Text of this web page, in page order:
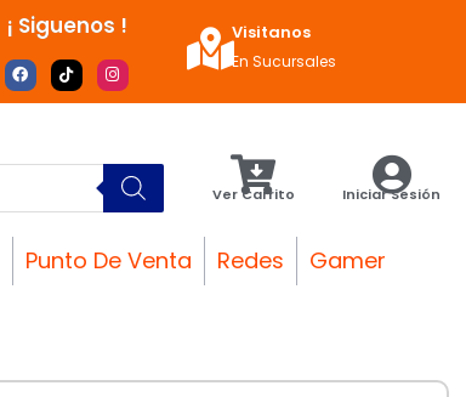
¡ Siguenos !
F
a
o
T
i
k
I
n
g
a
m
Visitanos
En Sucursales
Ver Carrito Iniciar Sesión
Punto De Venta Redes Gamer